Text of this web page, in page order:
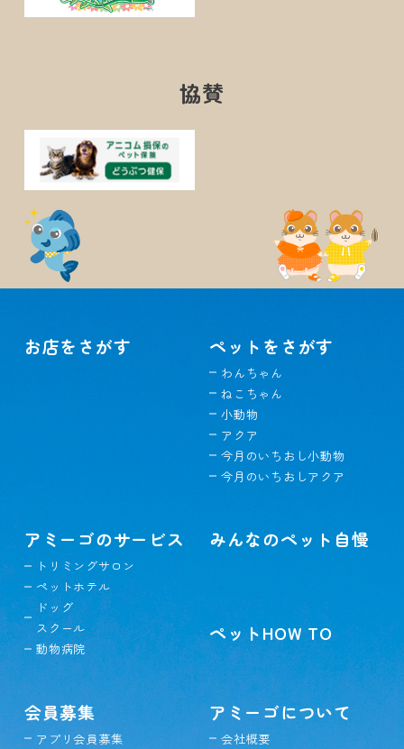
協賛
お店をさがす ペットをさがす
わんちゃん
ねこちゃん
小動物
アクア
今月のいちおし小動物
今月のいちおしアクア
アミーゴのサービス
トリミングサロン
ペットホテル
ドッグ
スクール
動物病院
みんなのペット自慢
ペットHOW TO
会員募集
アプリ会員募集
アミーゴについて
会社概要